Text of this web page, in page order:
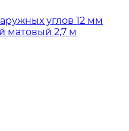
углов 12 мм
матовый 2,7 м